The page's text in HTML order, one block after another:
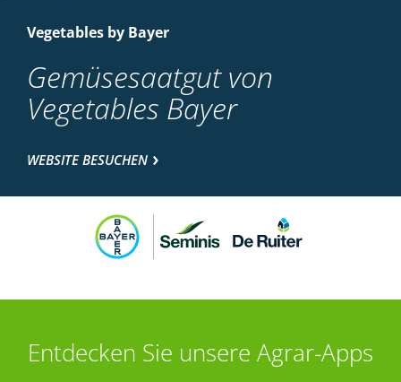
Vegetables by Bayer
Gemüsesaatgut von
Vegetables Bayer
WEBSITE BESUCHEN
Entdecken Sie unsere Agrar-Apps